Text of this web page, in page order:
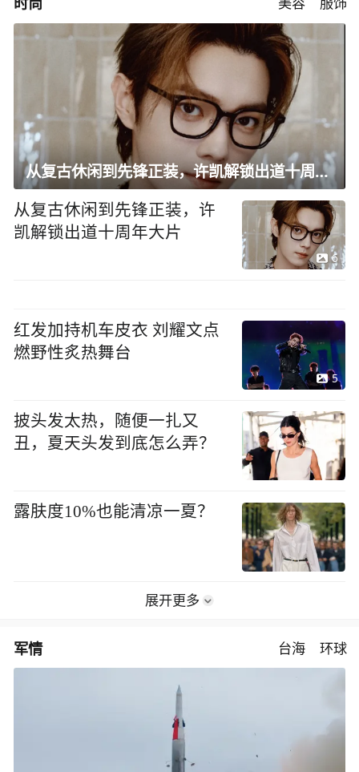
从复古休闲到先锋正装，许凯解锁出道十周年大片
从复古休闲到先锋正装，许
凯解锁出道十周年大片
6
红发加持机车皮衣 刘耀文点
燃野性炙热舞台
5
披头发太热，随便一扎又
丑，夏天头发到底怎么弄？
露肤度10%也能清凉一夏？
展开更多
军情 台海 环球